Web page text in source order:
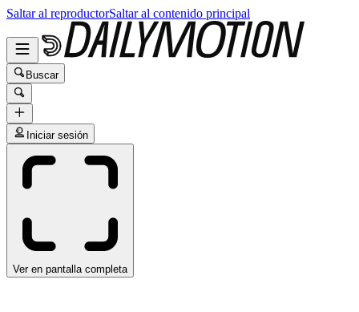
Saltar al reproductorSaltar al contenido principal
Buscar
Iniciar sesión
Ver en pantalla completa